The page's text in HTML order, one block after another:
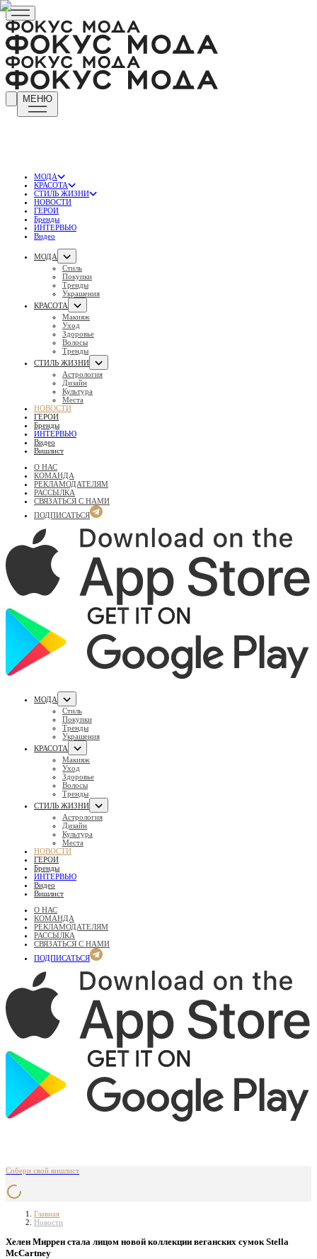
МЕНЮ
МОДА
КРАСОТА
СТИЛЬ ЖИЗНИ
НОВОСТИ
ГЕРОИ
Бренды
ИНТЕРВЬЮ
Видео
МОДА
Стиль
Покупки
Тренды
Украшения
КРАСОТА
Макияж
Уход
Здоровье
Волосы
Тренды
СТИЛЬ ЖИЗНИ
Астрология
Дизайн
Культура
Места
НОВОСТИ
ГЕРОИ
Бренды
ИНТЕРВЬЮ
Видео
Вишлист
О НАС
КОМАНДА
РЕКЛАМОДАТЕЛЯМ
РАССЫЛКА
СВЯЗАТЬСЯ С НАМИ
ПОДПИСАТЬСЯ
МОДА
Стиль
Покупки
Тренды
Украшения
КРАСОТА
Макияж
Уход
Здоровье
Волосы
Тренды
СТИЛЬ ЖИЗНИ
Астрология
Дизайн
Культура
Места
НОВОСТИ
ГЕРОИ
Бренды
ИНТЕРВЬЮ
Видео
Вишлист
О НАС
КОМАНДА
РЕКЛАМОДАТЕЛЯМ
РАССЫЛКА
СВЯЗАТЬСЯ С НАМИ
ПОДПИСАТЬСЯ
Собери свой вишлист
Главная
Новости
Хелен Миррен стала лицом новой коллекции веганских сумок Stella
McCartney